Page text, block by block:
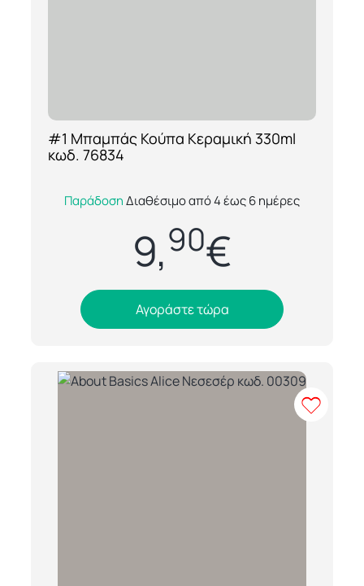
[ti_wishlists_addtowishlist loop=yes]
#1 Μπαμπάς Κούπα Κεραμική 330ml
κωδ. 76834
Δείξτε την αγάπη και την εκτίμησή σας με
την πιο τρυφερή και χιουμοριστική κούπα
για τον μπαμπά! Η #1 Μπαμπάς Κούπα Κερ...
ΠαράδοσηΔιαθέσιμο από 4 έως 6 ημέρες
9,90€
Αγοράστε τώρα